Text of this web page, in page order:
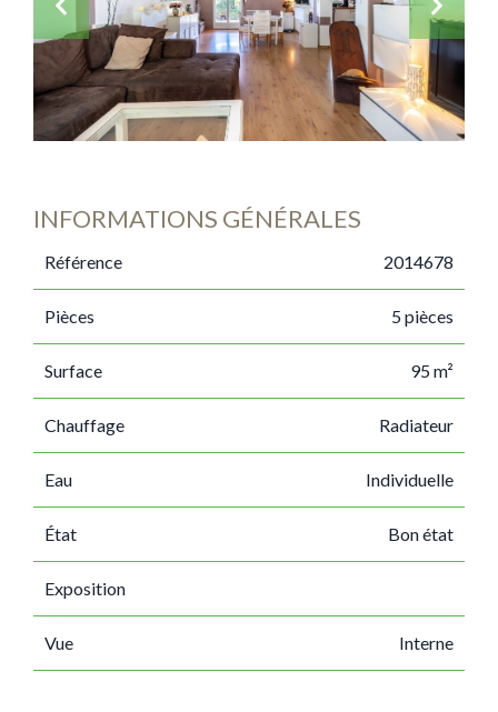
INFORMATIONS GÉNÉRALES
Référence 2014678
Pièces 5 pièces
Surface 95 m²
Chauffage Radiateur
Eau Individuelle
État Bon état
Exposition
Vue Interne